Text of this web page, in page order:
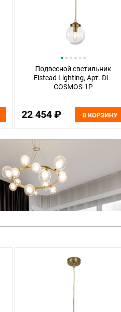
Подвесной светильник
Elstead Lighting, Арт. DL-
COSMOS-1P
22 454 ₽ В КОРЗИНУ